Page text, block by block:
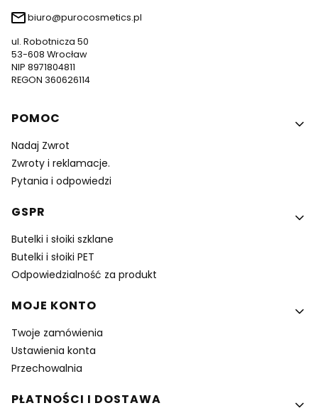
biuro@purocosmetics.pl
ul. Robotnicza 50
53-608 Wrocław
NIP 8971804811
REGON 360626114
Linki w stopce
POMOC
Nadaj Zwrot
Zwroty i reklamacje.
Pytania i odpowiedzi
GSPR
Butelki i słoiki szklane
Butelki i słoiki PET
Odpowiedzialność za produkt
MOJE KONTO
Twoje zamówienia
Ustawienia konta
Przechowalnia
PŁATNOŚCI I DOSTAWA